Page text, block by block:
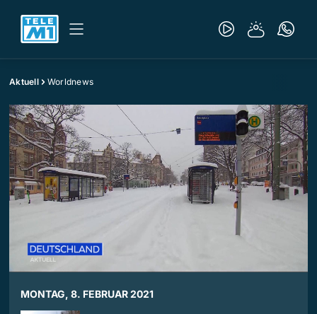
Aktuell Worldnews
MONTAG, 8. FEBRUAR 2021